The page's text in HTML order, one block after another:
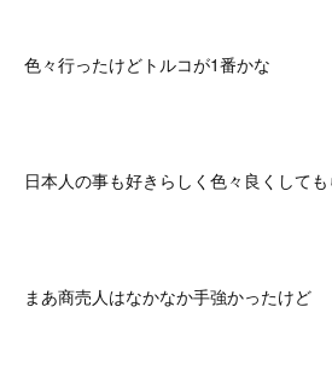
色々行ったけどトルコが1番かな
日本人の事も好きらしく色々良くして
まあ商売人はなかなか手強かったけど